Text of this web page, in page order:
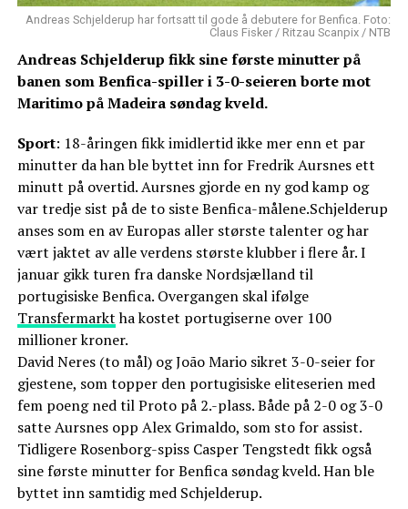
Andreas Schjelderup har fortsatt til gode å debutere for Benfica. Foto:
Claus Fisker / Ritzau Scanpix / NTB
Andreas Schjelderup fikk sine første minutter på
banen som Benfica-spiller i 3-0-seieren borte mot
Maritimo på Madeira søndag kveld.
Sport: 18-åringen fikk imidlertid ikke mer enn et par
minutter da han ble byttet inn for Fredrik Aursnes ett
minutt på overtid. Aursnes gjorde en ny god kamp og
var tredje sist på de to siste Benfica-målene.Schjelderup
anses som en av Europas aller største talenter og har
vært jaktet av alle verdens største klubber i flere år. I
januar gikk turen fra danske Nordsjælland til
portugisiske Benfica. Overgangen skal ifølge
Transfermarktha kostet portugiserne over 100
millioner kroner.
David Neres (to mål) og João Mario sikret 3-0-seier for
gjestene, som topper den portugisiske eliteserien med
fem poeng ned til Proto på 2.-plass. Både på 2-0 og 3-0
satte Aursnes opp Alex Grimaldo, som sto for assist.
Tidligere Rosenborg-spiss Casper Tengstedt fikk også
sine første minutter for Benfica søndag kveld. Han ble
byttet inn samtidig med Schjelderup.